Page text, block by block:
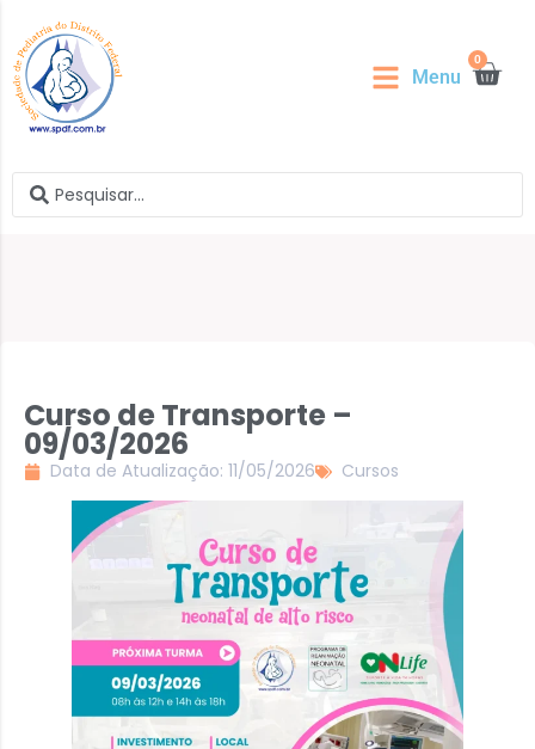
0
Menu
Curso de Transporte –
09/03/2026
Data de Atualização: 11/05/2026 Cursos